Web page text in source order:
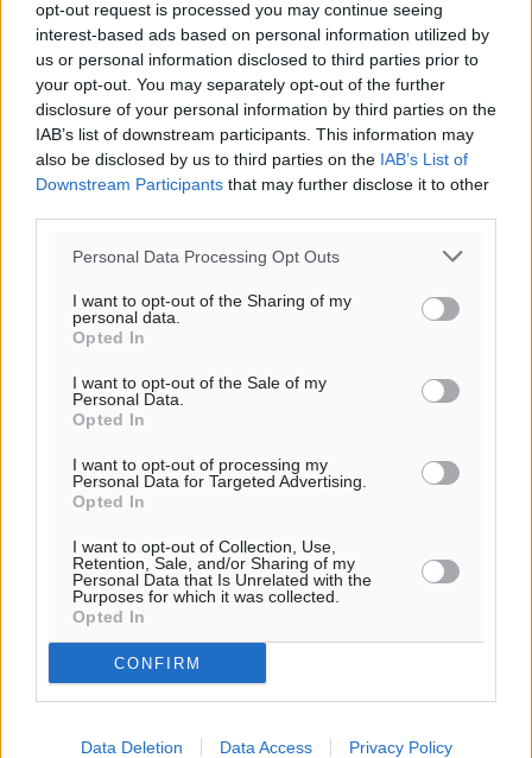
opt-out request is processed you may continue seeing
interest-based ads based on personal information utilized by
us or personal information disclosed to third parties prior to
your opt-out. You may separately opt-out of the further
disclosure of your personal information by third parties on the
IAB’s list of downstream participants. This information may
also be disclosed by us to third parties on the IAB’s List of
Downstream Participants that may further disclose it to other
Personal Data Processing Opt Outs
I want to opt-out of the Sharing of my
personal data.
Opted In
I want to opt-out of the Sale of my
Personal Data.
Opted In
I want to opt-out of processing my
Personal Data for Targeted Advertising.
Opted In
I want to opt-out of Collection, Use,
Retention, Sale, and/or Sharing of my
Personal Data that Is Unrelated with the
Purposes for which it was collected.
Opted In
CONFIRM
Data Deletion Data Access Privacy Policy
ΠΑ
28°
ΣΑ
29°
ΚΥ
29°